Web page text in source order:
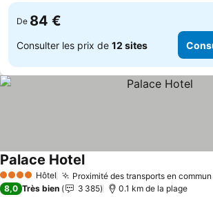
De 84 €
Consulter les prix de 12 sites
4 Étoiles Hôtel Proximité des transports en commun
Palace Hotel
8,0 Très bien 3 385 0.1 km de la plage